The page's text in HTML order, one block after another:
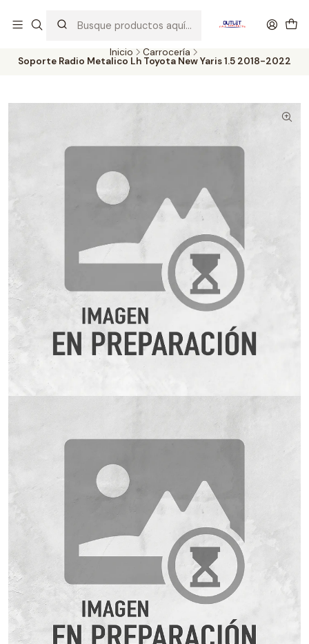
probados con altos estándares de calidad.
Inicio Carrocería
Soporte Radio Metalico Lh Toyota New Yaris 1.5 2018-2022